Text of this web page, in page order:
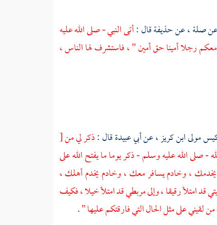
عنصلة ،عنحذيفةقال :أتى النبي - صلى الله عليه
رجلا أمينا حق أمين " ، فاستشرف لها الناس ،
مولى ابن كريز ،عنأبي عبيدةقال :ذكر لي من[
- صلى الله عليه وسلم - ذكر يوما ما يفتح الله على
، وخادم يسافر معك ، وخادم يخدم أهلك ،
امتلأ رقيقا ، وإلى مربطي قد امتلأ خيلا ، فكيف
لقيني على مثل الحال التي فارقتكم عليها ".